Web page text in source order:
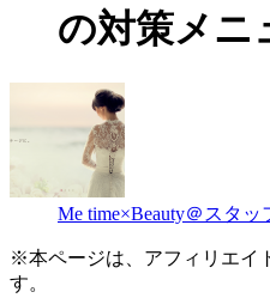
の対策メニ
Me time×Beauty＠スタッ
※本ページは、アフィリエイ
す。